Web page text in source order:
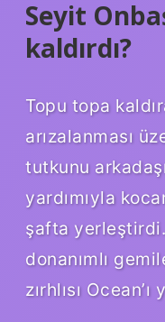
Seyit
kaldırdı?
Topu topa
arızalanması
tutkunu
yardımıyla
şafta
donanımlı
zırhlısı Ocean’ı